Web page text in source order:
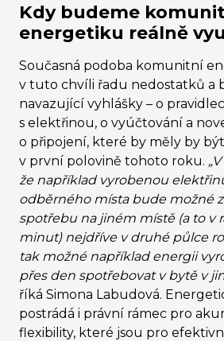
Kdy budeme
energetiku reálně
Současná podoba komunitní
v tuto chvíli řadu nedostatků a
navazující vyhlášky – o
s elektřinou, o vyúčtování a
o připojení, které by měly by
v první polovině tohoto roku.
že například vyrobenou
odběrného místa bude možné
spotřebu na jiném místě (a to v
minut) nejdříve v druhé půlce
tak možné například energii
přes den spotřebovat v bytě v
říká Simona Labudová.
postrádá i právní rámec pro
flexibility, které jsou pro